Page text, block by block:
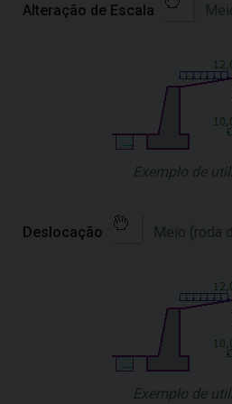
Alteração de Escala
Exemplo de
Deslocação Meio (roda
Exemplo de